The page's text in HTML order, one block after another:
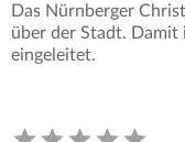
Das Nürnberger
über der Stadt. Damit
eingeleitet.